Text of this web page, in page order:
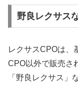
野良レクサス
レクサスCPOは、
CPO以外で販売さ
「野良レクサス」